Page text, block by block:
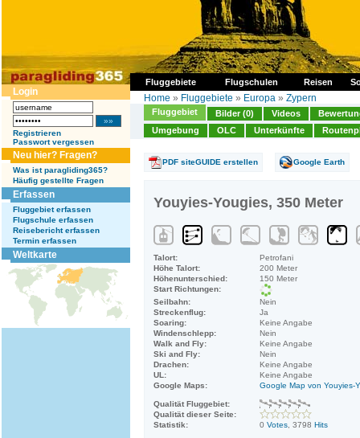
Fluggebiete Flugschulen Reisen
Login
Registrieren
Passwort vergessen
Neu hier? Fragen?
Was ist paragliding365?
Häufig gestellte Fragen
Erfassen
Fluggebiet erfassen
Flugschule erfassen
Reisebericht erfassen
Termin erfassen
Weltkarte
Home » Fluggebiete » Europa » Zypern
Fluggebiet Bilder (0) Videos
Umgebung
OLC Unterkünfte
PDF siteGUIDE erstellen Google Earth
Youyies-Yougies, 350 Meter
Talort:
Petrofani
Höhe Talort:
200 Meter
Höhenunterschied:
150 Meter
Start Richtungen:
Seilbahn:
Nein
Streckenflug:
Ja
Soaring:
Keine Angabe
Windenschlepp:
Nein
Walk and Fly:
Keine Angabe
Ski and Fly:
Nein
Drachen:
Keine Angabe
UL:
Keine Angabe
Google Maps:
Google Map von Youyies-
Qualität Fluggebiet:
Qualität dieser Seite:
Statistik:
0 Votes , 3798 Hits